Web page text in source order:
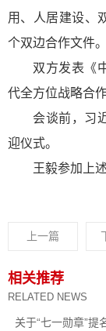
用、人居建设、
个双边合作文件。
双方发表《
代全方位战略合
会谈前，习
迎仪式。
王毅参加上
上一篇
相关推荐
RELATED NEWS
关于“七一勋章”提